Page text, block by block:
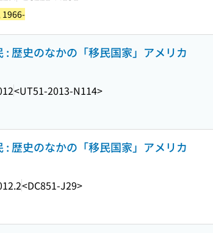
1966-
: 歴史のなかの「移民国家」アメリカ
<UT51-2013-N114>
: 歴史のなかの「移民国家」アメリカ
<DC851-J29>